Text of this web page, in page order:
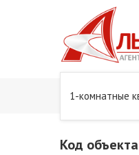
1-комнатные
Главная
Код объекта